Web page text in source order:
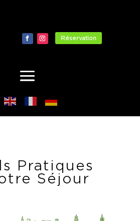
Réservation
Pratiques
Séjour